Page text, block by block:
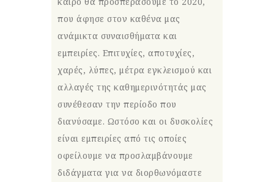
που άφησε στον καθένα μας
ανάμικτα συναισθήματα και
εμπειρίες. Επιτυχίες, αποτυχίες,
χαρές, λύπες, μέτρα εγκλεισμού και
αλλαγές της καθημερινότητάς μας
συνέθεσαν την περίοδο που
διανύσαμε. Ωστόσο και οι δυσκολίες
είναι εμπειρίες από τις οποίες
οφείλουμε να προσλαμβάνουμε
διδάγματα για να διορθωνόμαστε